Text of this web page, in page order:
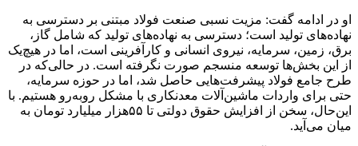
او در ادامه گفت: مزیت نسبی صنعت فولاد مبتنی بر دسترسی به
نهاده‌های تولید است؛ دسترسی به نهاده‌های تولید که شامل گاز،
برق، زمین، سرمایه، نیروی انسانی و کارآفرینی است، اما در هیچ‌یک
از این بخش‌ها توسعه منسجم صورت نگرفته است. در حالی‌که در
طرح جامع فولاد پیشرفت‌هایی حاصل شد، اما در حوزه سرمایه،
حتی برای واردات ماشین‌آلات معدنکاری با مشکل روبه‌رو هستیم. با
این‌حال، سخن از افزایش حقوق دولتی تا ۵۵هزار‌ میلیارد تومان به
میان می‌آید.